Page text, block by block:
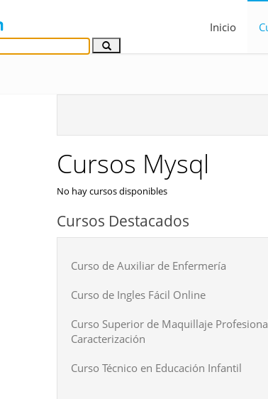
Inicio
Cursos Mysql
No hay cursos disponibles
Cursos Destacados
Curso de Auxiliar de Enfermería
Curso de Ingles Fácil Online
Curso Superior de Maquillaje
Caracterización
Curso Técnico en Educación Infantil